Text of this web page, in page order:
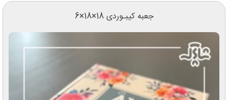
جعبه کیبـوردی 18×18×6